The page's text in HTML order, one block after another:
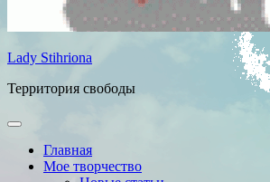
Lady Stihriona
Территория свободы
Главная
Мое творчество